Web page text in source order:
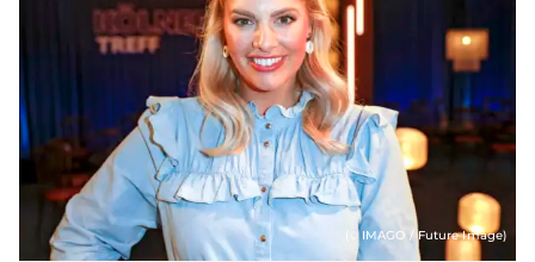
(© IMAGO / Future Image)